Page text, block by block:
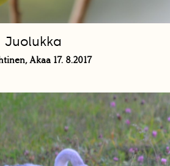
Juolukka
Akaa 17. 8.2017